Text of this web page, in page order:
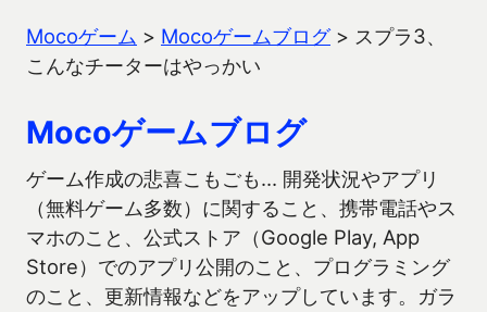
Mocoゲーム > Mocoゲームブログ> スプラ3、
こんなチーターはやっかい
Mocoゲームブログ
ゲーム作成の悲喜こもごも… 開発状況やアプリ
（無料ゲーム多数）に関すること、携帯電話やス
マホのこと、公式ストア（Google Play, App
Store）でのアプリ公開のこと、プログラミング
のこと、更新情報などをアップしています。ガラ